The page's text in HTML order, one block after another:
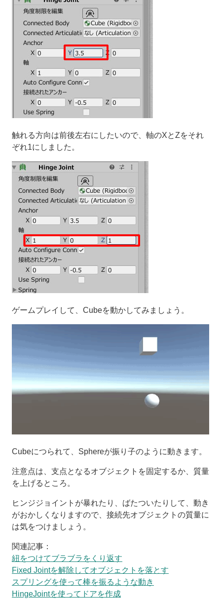
触れる方向は前後左右にしたいので、軸のXとZをそれ
ぞれ1にしました。
ゲームプレイして、Cubeを動かしてみましょう。
Cubeにつられて、Sphereが振り子のように動きます。
注意点は、支点となるオブジェクトを固定するか、質量
を上げるところ。
ヒンジジョイントが暴れたり、ばたついたりして、動き
がおかしくなりますので、接続先オブジェクトの質量に
は気をつけましょう。
関連記事：
紐をつけてブラブラをくり返す
Fixed Jointを解除してオブジェクトを落とす
スプリングを使って棒を振るような動き
HingeJointを使ってドアを作成